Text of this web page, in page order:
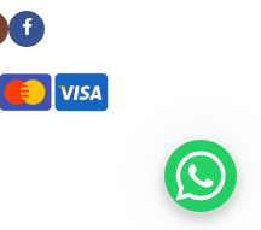
مجموعة